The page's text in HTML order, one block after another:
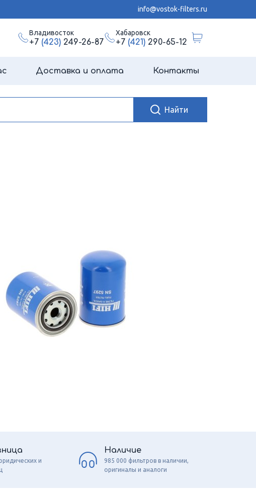
info@vostok-filters.ru
Владивосток
+7 (423)249-26-87
Хабаровск
+7 (421)290-65-12
Доставка и оплата Контакты
и
Наличие
985 000 фильтров в наличии,
оригиналы и аналоги